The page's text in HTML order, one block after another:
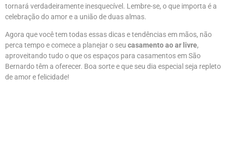
tornará verdadeiramente inesquecível. Lembre-se, o que importa é a
celebração do amor e a união de duas almas.
Agora que você tem todas essas dicas e tendências em mãos, não
perca tempo e comece a planejar o seu casamento ao ar livre,
aproveitando tudo o que os espaços para casamentos em São
Bernardo têm a oferecer. Boa sorte e que seu dia especial seja repleto
de amor e felicidade!